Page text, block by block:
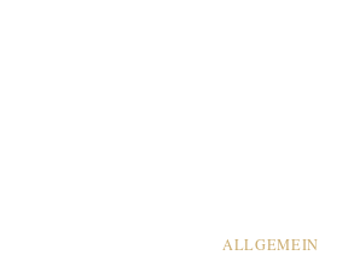
ALLGEMEIN